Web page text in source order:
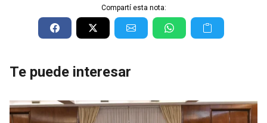
Compartí esta nota:
Te puede interesar